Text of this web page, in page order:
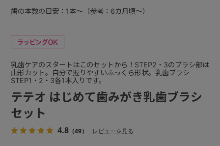
テテオ はじめて歯みがき乳歯ブラシ
セット
4.8（49） レビューを見る
乳歯ケアのスタートはこのセットから！STEP2・3のブラシ部は
山形カット。自分で握りやすいふっくら形状。乳歯ブラシ
STEP1・2・3各1本入りです。
歯の本数の目安：1本～（参考：6カ月頃～）